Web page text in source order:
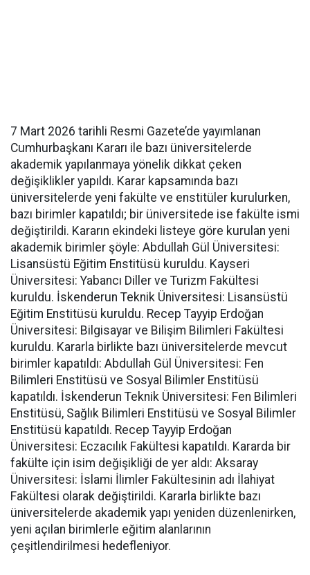
7 Mart 2026 tarihli Resmi Gazete’de yayımlanan
Cumhurbaşkanı Kararı ile bazı üniversitelerde
akademik yapılanmaya yönelik dikkat çeken
değişiklikler yapıldı. Karar kapsamında bazı
üniversitelerde yeni fakülte ve enstitüler kurulurken,
bazı birimler kapatıldı; bir üniversitede ise fakülte ismi
değiştirildi. Kararın ekindeki listeye göre kurulan yeni
akademik birimler şöyle: Abdullah Gül Üniversitesi:
Lisansüstü Eğitim Enstitüsü kuruldu. Kayseri
Üniversitesi: Yabancı Diller ve Turizm Fakültesi
kuruldu. İskenderun Teknik Üniversitesi: Lisansüstü
Eğitim Enstitüsü kuruldu. Recep Tayyip Erdoğan
Üniversitesi: Bilgisayar ve Bilişim Bilimleri Fakültesi
kuruldu. Kararla birlikte bazı üniversitelerde mevcut
birimler kapatıldı: Abdullah Gül Üniversitesi: Fen
Bilimleri Enstitüsü ve Sosyal Bilimler Enstitüsü
kapatıldı. İskenderun Teknik Üniversitesi: Fen Bilimleri
Enstitüsü, Sağlık Bilimleri Enstitüsü ve Sosyal Bilimler
Enstitüsü kapatıldı. Recep Tayyip Erdoğan
Üniversitesi: Eczacılık Fakültesi kapatıldı. Kararda bir
fakülte için isim değişikliği de yer aldı: Aksaray
Üniversitesi: İslami İlimler Fakültesinin adı İlahiyat
Fakültesi olarak değiştirildi. Kararla birlikte bazı
üniversitelerde akademik yapı yeniden düzenlenirken,
yeni açılan birimlerle eğitim alanlarının
çeşitlendirilmesi hedefleniyor.